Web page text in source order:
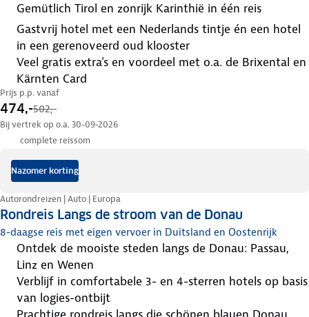
gemütlich Tirol en zonrijk Karinthië in één reis
gastvrij hotel met een Nederlands tintje én een hotel
in een gerenoveerd oud klooster
veel gratis extra's en voordeel met o.a. de Brixental en
Kärnten Card
Prijs p.p. vanaf
474,-502,-
Bij vertrek op o.a. 30-09-2026
complete reissom
Nazomer korting
Rondreis Langs de stroom van de Donau
Autorondreizen | Auto | Europa
8-daagse reis met eigen vervoer in Duitsland en Oostenrijk
ontdek de mooiste steden langs de Donau: Passau,
Linz en Wenen
verblijf in comfortabele 3- en 4-sterren hotels op basis
van logies-ontbijt